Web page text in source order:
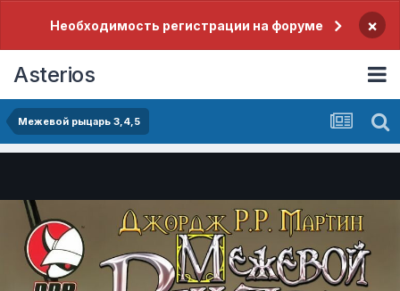
Необходимость регистрации на форуме ×
Asterios
Межевой рыцарь 3,4,5